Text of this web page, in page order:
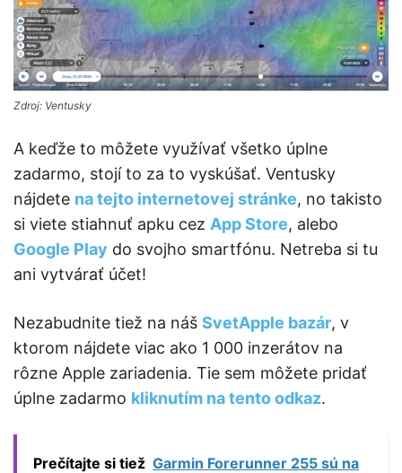
Zdroj: Ventusky
A keďže to môžete využívať všetko úplne
zadarmo, stojí to za to vyskúšať. Ventusky
nájdete na tejto internetovej stránke, no takisto
si viete stiahnuť apku cez App Store, alebo
Google Play do svojho smartfónu. Netreba si tu
ani vytvárať účet!
Nezabudnite tiež na náš SvetApple bazár, v
ktorom nájdete viac ako 1 000 inzerátov na
rôzne Apple zariadenia. Tie sem môžete pridať
úplne zadarmo kliknutím na tento odkaz.
Prečítajte si tiež Garmin Forerunner 255 sú na